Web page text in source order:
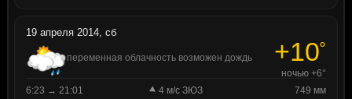
19 апреля 2014, сб
переменная облачность возможен дождь +10°
ночью +6°
6:23 → 21:01
4 м/с ЗЮЗ
749 мм